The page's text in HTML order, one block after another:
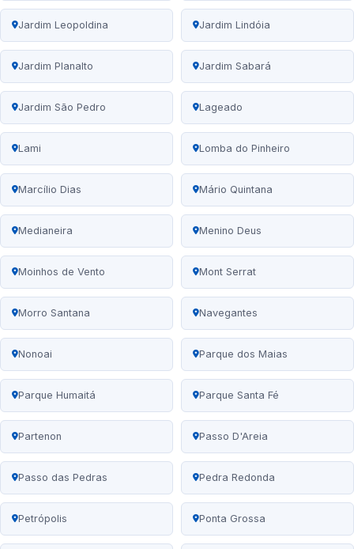
Jardim Leopoldina Jardim Lindóia
Jardim Planalto Jardim Sabará
Jardim São Pedro Lageado
Lami Lomba do Pinheiro
Marcílio Dias Mário Quintana
Medianeira Menino Deus
Moinhos de Vento Mont Serrat
Morro Santana Navegantes
Nonoai Parque dos Maias
Parque Humaitá Parque Santa Fé
Partenon Passo D'Areia
Passo das Pedras Pedra Redonda
Petrópolis Ponta Grossa